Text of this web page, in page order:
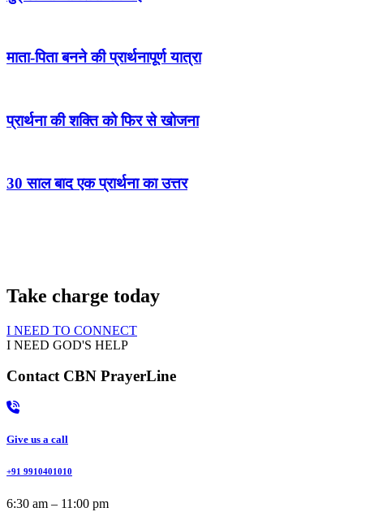
माता-पिता बनने की प्रार्थनापूर्ण यात्रा
प्रार्थना की शक्ति को फिर से खोजना
30 साल बाद एक प्रार्थना का उत्तर
Take charge today
I NEED TO CONNECT
I NEED GOD'S HELP
Contact CBN PrayerLine
Give us a call
+91 9910401010
6:30 am – 11:00 pm